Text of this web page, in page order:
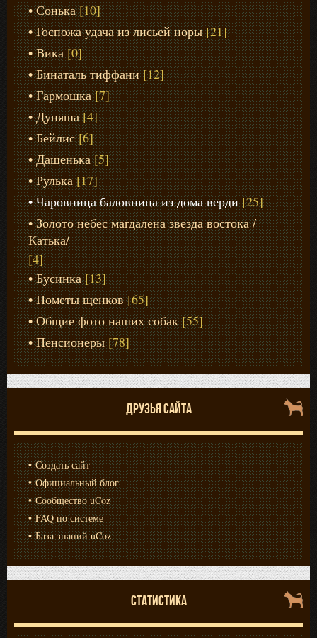
Сонька [10]
Госпожа удача из лисьей норы [21]
Вика [0]
Бинаталь тиффани [12]
Гармошка [7]
Дуняша [4]
Бейлис [6]
Дашенька [5]
Рулька [17]
Чаровница баловница из дома верди [25]
Золото небес магдалена звезда востока /
Катька/
[4]
Бусинка [13]
Пометы щенков [65]
Общие фото наших собак [55]
Пенсионеры [78]
ДРУЗЬЯ САЙТА
Создать сайт
Официальный блог
Сообщество uCoz
FAQ по системе
База знаний uCoz
СТАТИСТИКА